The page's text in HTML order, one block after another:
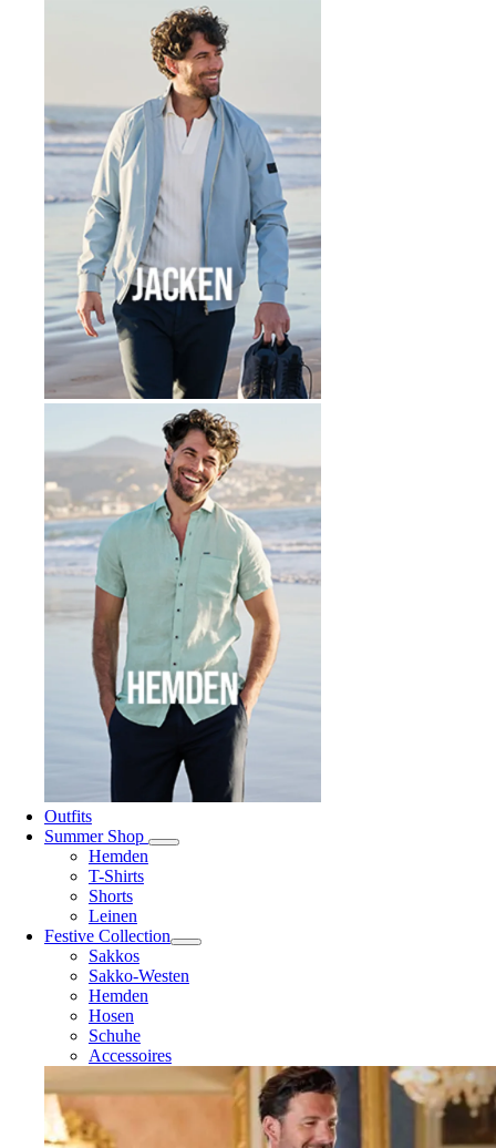
Outfits
Summer Shop
Hemden
T-Shirts
Shorts
Leinen
Festive Collection
Sakkos
Sakko-Westen
Hemden
Hosen
Schuhe
Accessoires